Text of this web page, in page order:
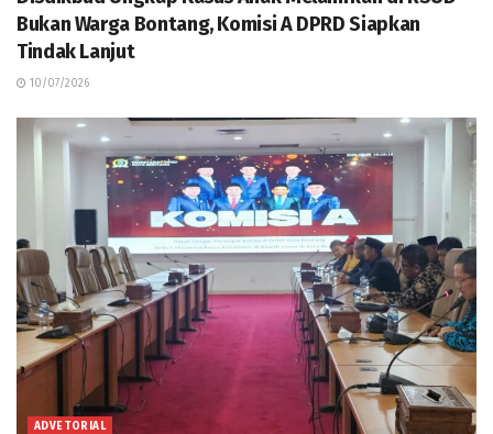
Bukan Warga Bontang, Komisi A DPRD Siapkan
Tindak Lanjut
10/07/2026
ADVETORIAL